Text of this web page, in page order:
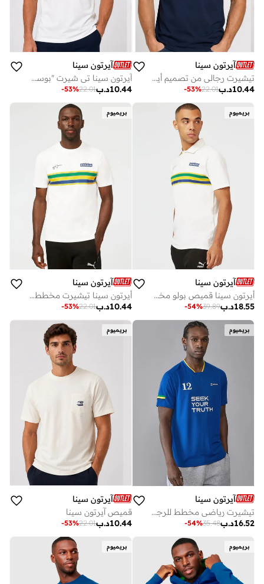
آيرتون سينا
تيشيرت رجالي من تصميم أيرتون سينا ​​بعنوان "بوسك"
د.ب10.44
22.01
-53%
آيرتون سينا
آيرتون سينا تي شيرت "بوسكي" (Busque)
د.ب10.44
22.01
-53%
بريميوم
آيرتون سينا
أيرتون سينا قميص بولو مخطط بالخوذة
د.ب18.55
39.89
-54%
بريميوم
آيرتون سينا
أيرتون سينا تيشيرت مخطط بخوذة
د.ب10.44
22.01
-53%
بريميوم
آيرتون سينا
تيشيرت رياضي مخطط للرجال من تصميم أيرتون سينا
د.ب16.52
35.48
-54%
بريميوم
آيرتون سينا
قميص آيرتون سينا
د.ب10.44
22.01
-53%
بريميوم بريميوم